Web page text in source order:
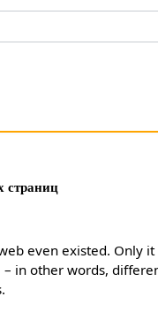
страниц
even existed. Only
other words,